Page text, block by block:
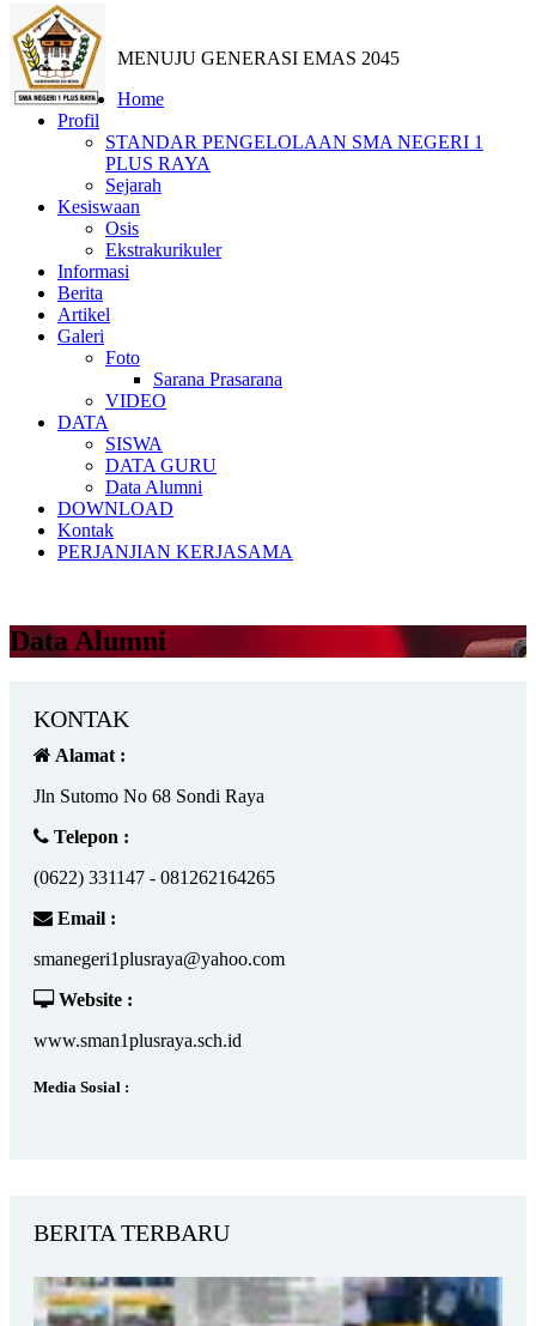
MENUJU GENERASI EMAS 2045
Home
Profil
STANDAR PENGELOLAAN SMA NEGERI 1
PLUS RAYA
Sejarah
Kesiswaan
Osis
Ekstrakurikuler
Informasi
Berita
Artikel
Galeri
Foto
Sarana Prasarana
VIDEO
DATA
SISWA
DATA GURU
Data Alumni
DOWNLOAD
Kontak
PERJANJIAN KERJASAMA
Data Alumni
KONTAK
Alamat :
Jln Sutomo No 68 Sondi Raya
Telepon :
(0622) 331147 - 081262164265
Email :
smanegeri1plusraya@yahoo.com
Website :
www.sman1plusraya.sch.id
Media Sosial :
BERITA TERBARU